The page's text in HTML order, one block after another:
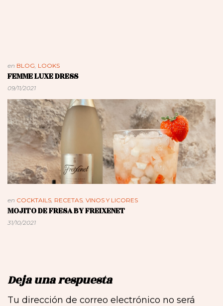
en BLOG LOOKS
FEMME LUXE DRESS
09/11/2021
en COCKTAILS RECETAS VINOS Y LICORES
MOJITO DE FRESA BY FREIXENET
31/10/2021
Deja una respuesta
Tu dirección de correo electrónico no será